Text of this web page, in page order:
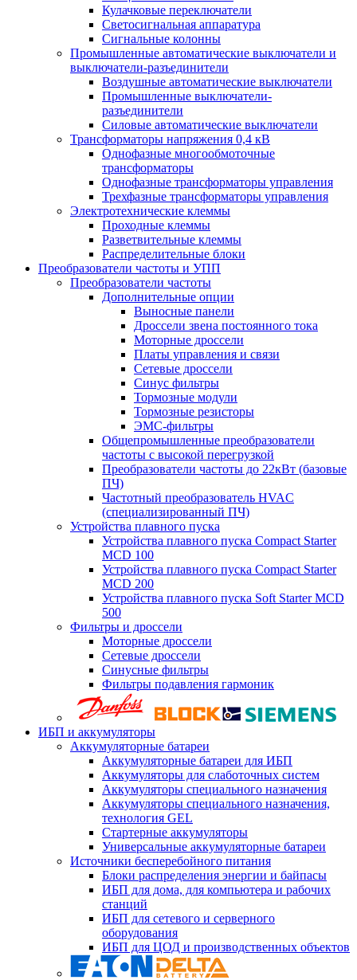
Кулачковые переключатели
Светосигнальная аппаратура
Сигнальные колонны
Промышленные автоматические выключатели и
выключатели-разъединители
Воздушные автоматические выключатели
Промышленные выключатели-
разъединители
Силовые автоматические выключатели
Трансформаторы напряжения 0,4 кВ
Однофазные многообмоточные
трансформаторы
Однофазные трансформаторы управления
Трехфазные трансформаторы управления
Электротехнические клеммы
Проходные клеммы
Разветвительные клеммы
Распределительные блоки
Преобразователи частоты и УПП
Преобразователи частоты
Дополнительные опции
Выносные панели
Дроссели звена постоянного тока
Моторные дроссели
Платы управления и связи
Сетевые дроссели
Синус фильтры
Тормозные модули
Тормозные резисторы
ЭМС-фильтры
Общепромышленные преобразователи
частоты с высокой перегрузкой
Преобразователи частоты до 22кВт (базовые
ПЧ)
Частотный преобразователь HVAC
(специализированный ПЧ)
Устройства плавного пуска
Устройства плавного пуска Compact Starter
MCD 100
Устройства плавного пуска Compact Starter
MCD 200
Устройства плавного пуска Soft Starter MCD
500
Фильтры и дроссели
Моторные дроссели
Сетевые дроссели
Синусные фильтры
Фильтры подавления гармоник
ИБП и аккумуляторы
Аккумуляторные батареи
Аккумуляторные батареи для ИБП
Аккумуляторы для слаботочных систем
Аккумуляторы специального назначения
Аккумуляторы специального назначения,
технология GEL
Стартерные аккумуляторы
Универсальные аккумуляторные батареи
Источники бесперебойного питания
Блоки распределения энергии и байпасы
ИБП для дома, для компьютера и рабочих
станций
ИБП для сетевого и серверного
оборудования
ИБП для ЦОД и производственных объектов